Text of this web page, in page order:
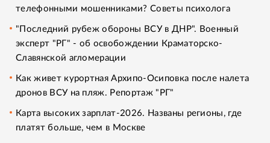
телефонными мошенниками? Советы психолога
"Последний рубеж обороны ВСУ в ДНР". Военный
эксперт "РГ" - об освобождении Краматорско-
Славянской агломерации
Как живет курортная Архипо-Осиповка после налета
дронов ВСУ на пляж. Репортаж "РГ"
Карта высоких зарплат-2026. Названы регионы, где
платят больше, чем в Москве